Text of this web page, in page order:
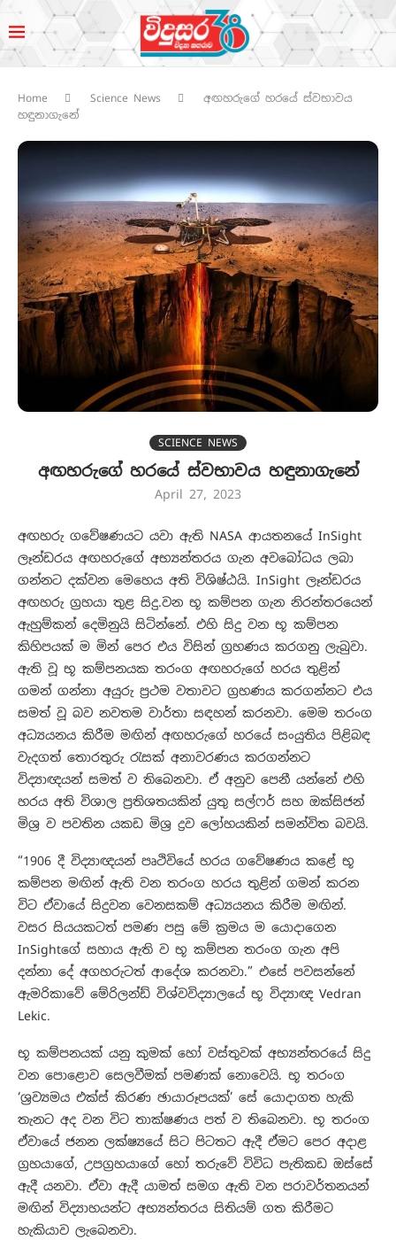
Home Science News
අඟහරුගේ හරයේ ස්වභාවය
හඳුනාගැනේ
SCIENCE NEWS
අඟහරුගේ හරයේ ස්වභාවය හඳුනාගැනේ
April 27, 2023
අඟහරු ගවේෂණයට යවා ඇති NASA ආයතනයේ InSight
ලෑන්ඩරය අඟහරුගේ අභ්‍යන්තරය ගැන අවබෝධය ලබා
ගන්නට දක්වන මෙහෙය අති විශිෂ්ඨයි. InSight ලෑන්ඩරය
අඟහරු ග්‍රහයා තුළ සිදු.වන භූ කම්පන ගැන නිරන්තරයෙන්
ඇහුම්කන් දෙමිනුයි සිටින්නේ. එහි සිදු වන භූ කම්පන
කිහිපයක් ම මින් පෙර එය විසින් ග්‍රහණය කරගනු ලැබුවා.
ඇති වූ භූ කම්පනයක තරංග අඟහරුගේ හරය තුළින්
ගමන් ගන්නා අයුරු ප්‍රථම වතාවට ග්‍රහණය කරගන්නට එය
සමත් වූ බව නවතම වාර්තා සඳහන් කරනවා. මෙම තරංග
අධ්‍යයනය කිරීම මඟින් අඟහරුගේ හරයේ සංයුතිය පිළිබඳ
වැදගත් තොරතුරු රැසක් අනාවරණය කරගන්නට
විද්‍යාඥයන් සමත් ව තිබෙනවා. ඒ අනුව පෙනී යන්නේ එහි
හරය අති විශාල ප්‍රතිශතයකින් යුතු සල්ෆර් සහ ඔක්සිජන්
මිශ්‍ර ව පවතින යකඩ මිශ්‍ර ද්‍රව ලෝහයකින් සමන්විත බවයි.
“1906 දී විද්‍යාඥයන් පෘථිවියේ හරය ගවේෂණය කළේ භූ
කම්පන මඟින් ඇති වන තරංග හරය තුළින් ගමන් කරන
විට ඒවායේ සිදුවන වෙනසකම් අධ්‍යයනය කිරීම මඟින්.
වසර සියයකටත් පමණ පසු මේ ක්‍රමය ම යොදාගෙන
InSightගේ සහාය ඇති ව භූ කම්පන තරංග ගැන අපි
දන්නා දේ අගහරුටත් ආදේශ කරනවා.” එසේ පවසන්නේ
ඇමරිකාවේ මේරිලන්ඩ් විශ්වවිද්‍යාලයේ භූ විද්‍යාඥ Vedran
Lekic.
භූ කම්පනයක් යනු කුමක් හෝ වස්තුවක් අභ්‍යන්තරයේ සිදු
වන පොළොව ⁣සෙලවීමක් පමණක් නොවෙයි. භූ තරංග
‘ශ්‍රව්‍යමය එක්ස් කිරණ ඡායාරූපයක්’ සේ යොදාගත හැකි
තැනට අද වන විට තාක්ෂණය පත් ව තිබෙනවා. භූ තරංග
ඒවායේ ජනන ලක්ෂ්‍යයේ සිට පිටතට ඇදී ඒමට පෙර අදාළ
ග්‍රහයාගේ, උපග්‍රහයාගේ හෝ තරුවේ විවිධ පැතිකඩ ඔස්සේ
ඇදී යනවා. ඒවා ඇදී යාමත් සමග ඇති වන පරාවර්තනයන්
මඟින් විද්‍යාහයන්ට අභ්‍යන්තරය සිතියම් ගත කිරීමට
හැකියාව ලැබෙනවා.